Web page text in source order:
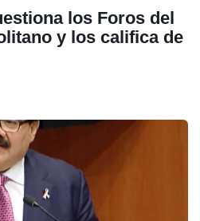
los Foros del
y los califica de